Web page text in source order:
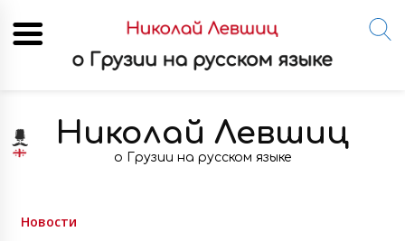
content
Николай Левшиц
о Грузии на русском языке
Новости